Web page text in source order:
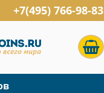
+7(495) 766-98-83